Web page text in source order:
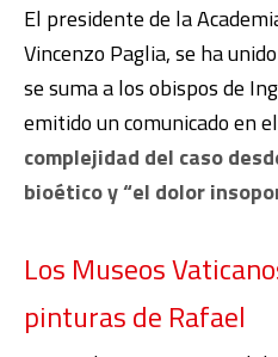
El presidente de la
Vincenzo Paglia, se ha
se suma a los obispos de
emitido un comunicado en
complejidad del caso
bioético y “el dolor
Los Museos
pinturas de Rafael